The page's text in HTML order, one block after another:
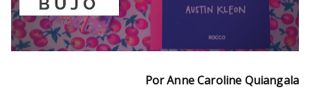
Por Anne Caroline Quiangala